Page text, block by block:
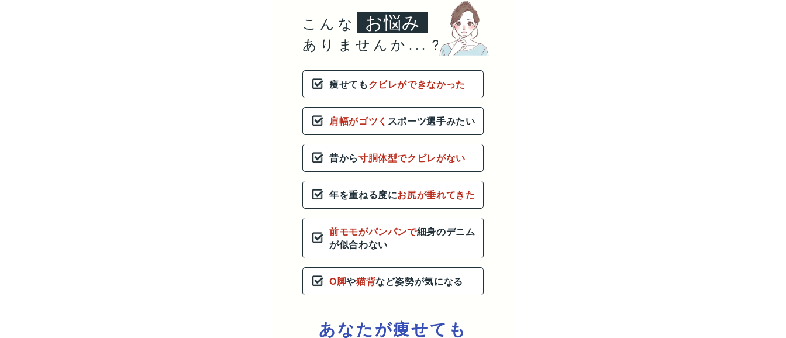
こんな お悩み
ありませんか...？
痩せてもクビレができなかった
肩幅がゴツく スポーツ選手みたい
昔から寸胴体型でクビレがない
年を重ねる度にお尻が垂れてきた
前モモがパンパンで細身のデニム
が似合わない
O脚や猫背など姿勢が気になる
あなたが痩せても